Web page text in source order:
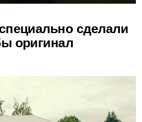
сделали
оригинал